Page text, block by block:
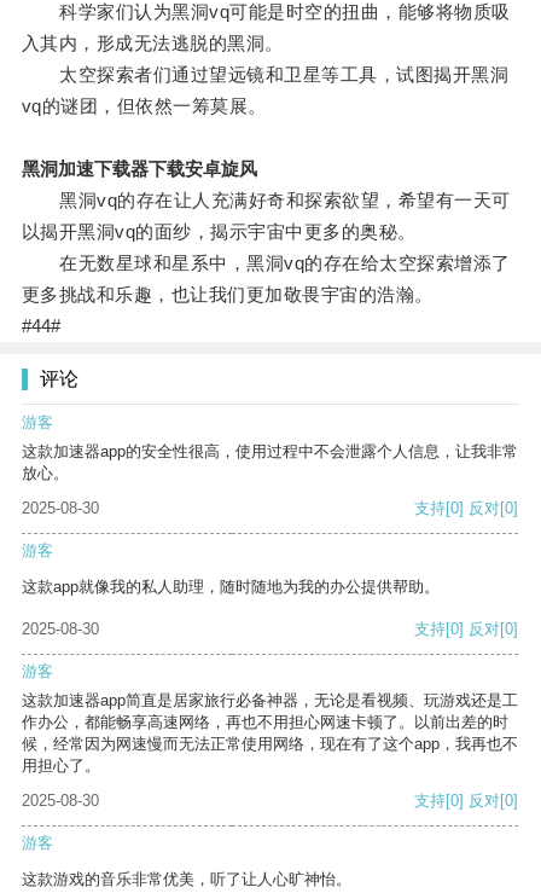
科学家们认为黑洞vq可能是时空的扭曲，能够将物质吸
入其内，形成无法逃脱的黑洞。
太空探索者们通过望远镜和卫星等工具，试图揭开黑洞
vq的谜团，但依然一筹莫展。
黑洞加速下载器下载安卓旋风
黑洞vq的存在让人充满好奇和探索欲望，希望有一天可
以揭开黑洞vq的面纱，揭示宇宙中更多的奥秘。
在无数星球和星系中，黑洞vq的存在给太空探索增添了
更多挑战和乐趣，也让我们更加敬畏宇宙的浩瀚。
#44#
评论
游客
这款加速器app的安全性很高，使用过程中不会泄露个人信息，让我非常
放心。
2025-08-30
支持[0] 反对[0]
游客
这款app就像我的私人助理，随时随地为我的办公提供帮助。
2025-08-30 支持[0] 反对[0]
游客
这款加速器app简直是居家旅行必备神器，无论是看视频、玩游戏还是工
作办公，都能畅享高速网络，再也不用担心网速卡顿了。以前出差的时
候，经常因为网速慢而无法正常使用网络，现在有了这个app，我再也不
用担心了。
2025-08-30
支持[0] 反对[0]
游客
这款游戏的音乐非常优美，听了让人心旷神怡。